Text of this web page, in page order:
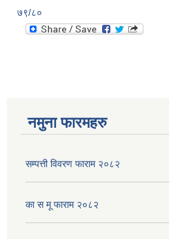
७९/८०
नमुना फारमहरु
सम्पत्ती विवरण फाराम २०८२
का स मू फाराम २०८२